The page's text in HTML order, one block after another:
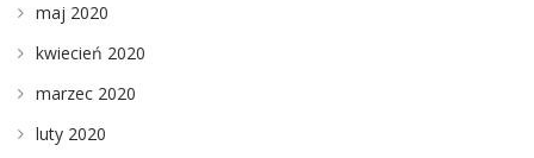
maj 2020
kwiecień 2020
marzec 2020
luty 2020